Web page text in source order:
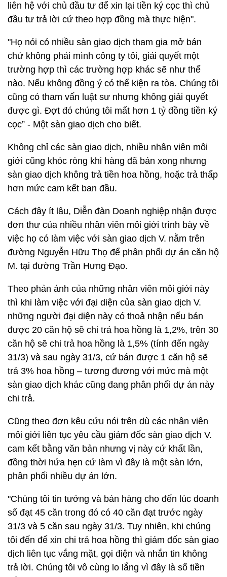
liên hệ với chủ đầu tư để xin lại tiền ký cọc thì chủ
đầu tư trả lời cứ theo hợp đồng mà thực hiện".
"Họ nói có nhiều sàn giao dịch tham gia mở bán
chứ không phải mình công ty tôi, giải quyết một
trường hợp thì các trường hợp khác sẽ như thế
nào. Nếu không đồng ý có thể kiện ra tòa. Chúng tôi
cũng có tham vấn luật sư nhưng không giải quyết
được gì. Đợt đó chúng tôi mất hơn 1 tỷ đồng tiền ký
cọc” - Một sàn giao dịch cho biết.
Không chỉ các sàn giao dịch, nhiều nhân viên môi
giới cũng khóc ròng khi hàng đã bán xong nhưng
sàn giao dịch không trả tiền hoa hồng, hoặc trả thấp
hơn mức cam kết ban đầu.
Cách đây ít lâu, Diễn đàn Doanh nghiệp nhận được
đơn thư của nhiều nhân viên môi giới trình bày về
việc họ có làm việc với sàn giao dịch V. nằm trên
đường Nguyễn Hữu Thọ để phân phối dự án căn hộ
M. tại đường Trần Hưng Đạo.
Theo phản ánh của những nhân viên môi giới này
thì khi làm việc với đại diện của sàn giao dịch V.
những người đại diện này có thoả nhận nếu bán
được 20 căn hộ sẽ chi trả hoa hồng là 1,2%, trên 30
căn hộ sẽ chi trả hoa hồng là 1,5% (tính đến ngày
31/3) và sau ngày 31/3, cứ bán được 1 căn hộ sẽ
trả 3% hoa hồng – tương đương với mức mà một
sàn giao dịch khác cũng đang phân phối dự án này
chi trả.
Cũng theo đơn kêu cứu nói trên dù các nhân viên
môi giới liên tục yêu cầu giám đốc sàn giao dịch V.
cam kết bằng văn bản nhưng vị này cứ khất lần,
đồng thời hứa hẹn cứ làm vì đây là một sàn lớn,
phân phối nhiều dự án lớn.
"Chúng tôi tin tưởng và bán hàng cho đến lúc doanh
số đạt 45 căn trong đó có 40 căn đạt trước ngày
31/3 và 5 căn sau ngày 31/3. Tuy nhiên, khi chúng
tôi đến để xin chi trả hoa hồng thì giám đốc sàn giao
dịch liên tục vắng mặt, gọi điện và nhắn tin không
trả lời. Chúng tôi vô cùng lo lắng vì đây là số tiền